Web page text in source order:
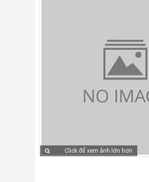
Click để xem ảnh lớn hơn